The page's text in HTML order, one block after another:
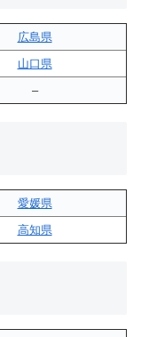
広島県
山口県
–
愛媛県
高知県